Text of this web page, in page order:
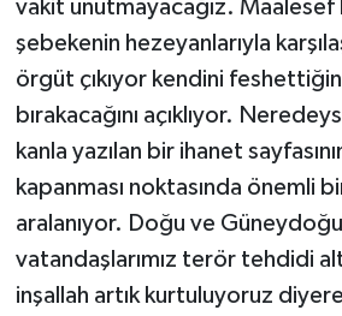
vakit unutmayacağız. Maalesef
şebekenin hezeyanlarıyla
örgüt çıkıyor kendini
bırakacağını açıklıyor.
kanla yazılan bir ihanet
kapanması noktasında önemli
aralanıyor. Doğu ve
vatandaşlarımız terör tehdidi
inşallah artık kurtuluyoruz